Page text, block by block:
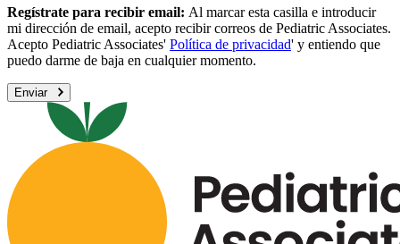
Regístrate para recibir email: Al marcar esta casilla e introducir
mi dirección de email, acepto recibir correos de Pediatric Associates.
Acepto Pediatric Associates' Política de privacidad' y entiendo que
puedo darme de baja en cualquier momento.
Enviar